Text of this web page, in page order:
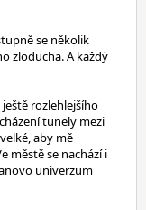
se několik
zloducha. A každý
rozlehlejšího
tunely mezi
aby mě
městě se nachází i
univerzum